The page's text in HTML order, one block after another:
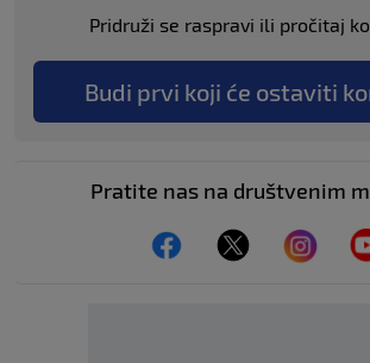
Pridruži se raspravi ili pročitaj
Budi prvi koji će ostaviti
Pratite nas na društvenim